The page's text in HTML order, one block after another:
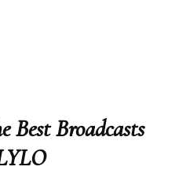
Best Broadcasts